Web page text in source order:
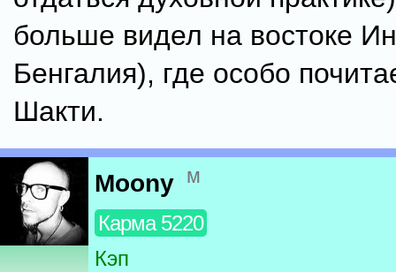
больше видел на востоке
Бенгалия), где особо
Шакти.
Moony м
Карма 5220
Кэп